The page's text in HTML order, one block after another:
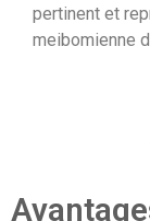
pertinent et
meibomienne